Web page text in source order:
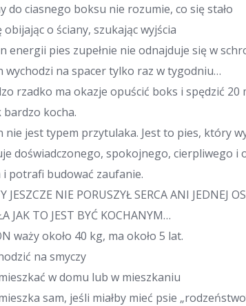
do ciasnego boksu nie rozumie, co się stało
o ściany, szukając wyjścia
energii pies zupełnie nie odnajduje się w
wychodzi na spacer tylko raz w tygodniu…
rzadko ma okazje opuścić boks i spędzić
kocha.
nie jest typem przytulaka. Jest to pies, który
doświadczonego, spokojnego, cierpliwego
i potrafi budować zaufanie.
JESZCZE NIE PORUSZYŁ SERCA ANI JEDNEJ
JAK TO JEST BYĆ KOCHANYM…
waży około 40 kg, ma około 5 lat.
na smyczy
w domu lub w mieszkaniu
sam, jeśli miałby mieć psie